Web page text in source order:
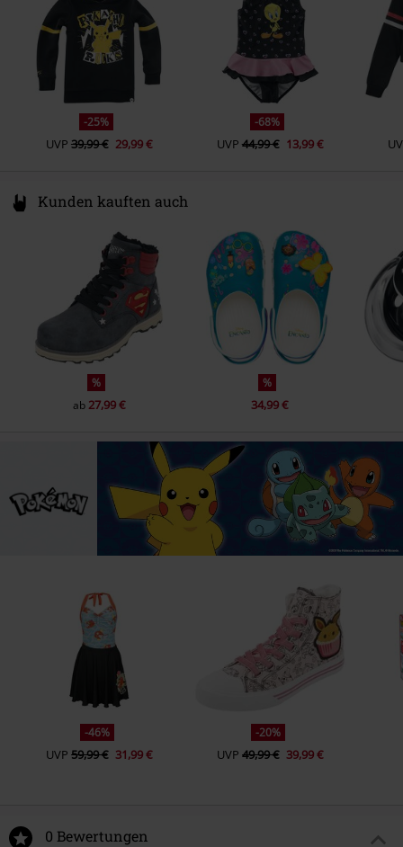
Erscheinungsdatum
14.04.2023
Geschlecht
Kinder
Charakter
Pikachu
Obermarke
Nintendo
-25%
UVP 39,99 € 29,99 €
-68%
UVP 44,99 € 13,99 €
Kunden kauften auch
%
ab 27,99 €
%
34,99 €
-46%
UVP 59,99 € 31,99 €
-20%
UVP 49,99 € 39,99 €
0 Bewertungen